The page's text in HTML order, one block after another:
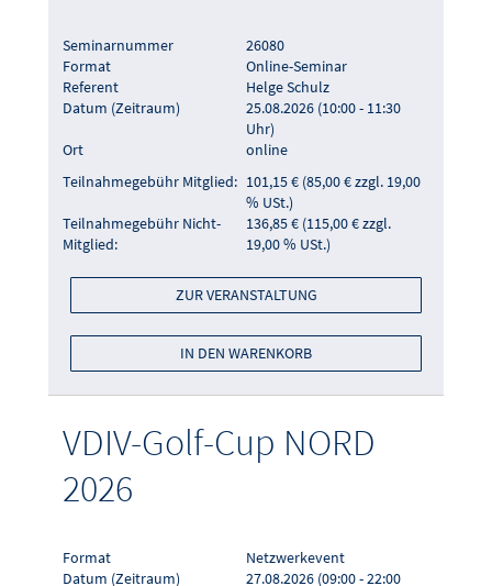
Seminarnummer
26080
Format
Online-Seminar
Referent
Helge Schulz
Datum (Zeitraum)
25.08.2026 (10:00 - 11:30
Uhr)
Ort
online
Teilnahmegebühr Mitglied: 101,15 € (85,00 € zzgl. 19,00
% USt.)
Teilnahmegebühr Nicht-
Mitglied:
136,85 € (115,00 € zzgl.
19,00 % USt.)
ZUR VERANSTALTUNG
IN DEN WARENKORB
VDIV-Golf-Cup NORD
2026
Format
Netzwerkevent
Datum (Zeitraum)
27.08.2026 (09:00 - 22:00